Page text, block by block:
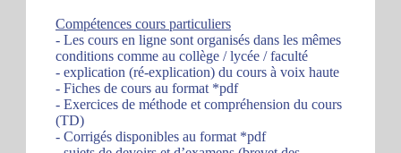
Compétences cours particuliers
- Les cours en ligne sont organisés dans les mêmes
conditions comme au collège / lycée / faculté
- explication (ré-explication) du cours à voix haute
- Fiches de cours au format *pdf
- Exercices de méthode et compréhension du cours
(TD)
- Corrigés disponibles au format *pdf